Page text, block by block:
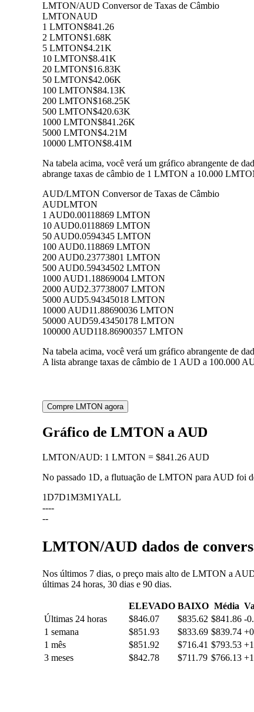
LMTON/AUD Conversor de Taxas de Câmbio
LMTONAUD
1 LMTON$841.26
2 LMTON$1.68K
5 LMTON$4.21K
10 LMTON$8.41K
20 LMTON$16.83K
50 LMTON$42.06K
100 LMTON$84.13K
200 LMTON$168.25K
500 LMTON$420.63K
1000 LMTON$841.26K
5000 LMTON$4.21M
10000 LMTON$8.41M
Na tabela acima, você verá um gráfico abrangente de
abrange taxas de câmbio de 1 LMTON a 10.000
AUD/LMTON Conversor de Taxas de Câmbio
AUDLMTON
1 AUD0.00118869 LMTON
10 AUD0.0118869 LMTON
50 AUD0.0594345 LMTON
100 AUD0.118869 LMTON
200 AUD0.23773801 LMTON
500 AUD0.59434502 LMTON
1000 AUD1.18869004 LMTON
2000 AUD2.37738007 LMTON
5000 AUD5.94345018 LMTON
10000 AUD11.88690036 LMTON
50000 AUD59.43450178 LMTON
100000 AUD118.86900357 LMTON
Na tabela acima, você verá um gráfico abrangente de
A lista abrange taxas de câmbio de 1 AUD a 100.000
Compre LMTON agora
Gráfico de LMTON a AUD
LMTON/AUD: 1 LMTON = $841.26 AUD
No passado 1D, a flutuação de LMTON para AUD foi
1D7D1M3M1YALL
----
--
LMTON/AUD dados de
Nos últimos 7 dias, o preço mais alto de LMTON a
últimas 24 horas, 30 dias e 90 dias.
ELEVADO BAIXO Média
Últimas 24 horas
$846.07 $835.62 $841.86 -
1 semana
$851.93 $833.69 $839.74
1 mês
$851.92 $716.41 $793.53
3 meses
$842.78 $711.79 $766.13